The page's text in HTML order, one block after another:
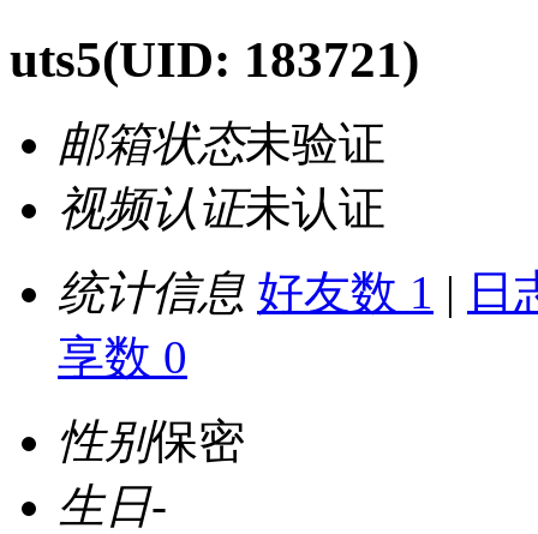
uts5(UID: 183721)
邮箱状态未验证
视频认证未认证
统计信息 好友数 1 | 日
享数 0
性别保密
生日-